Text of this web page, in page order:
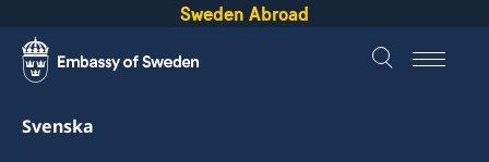
Sweden Abroad
Svenska